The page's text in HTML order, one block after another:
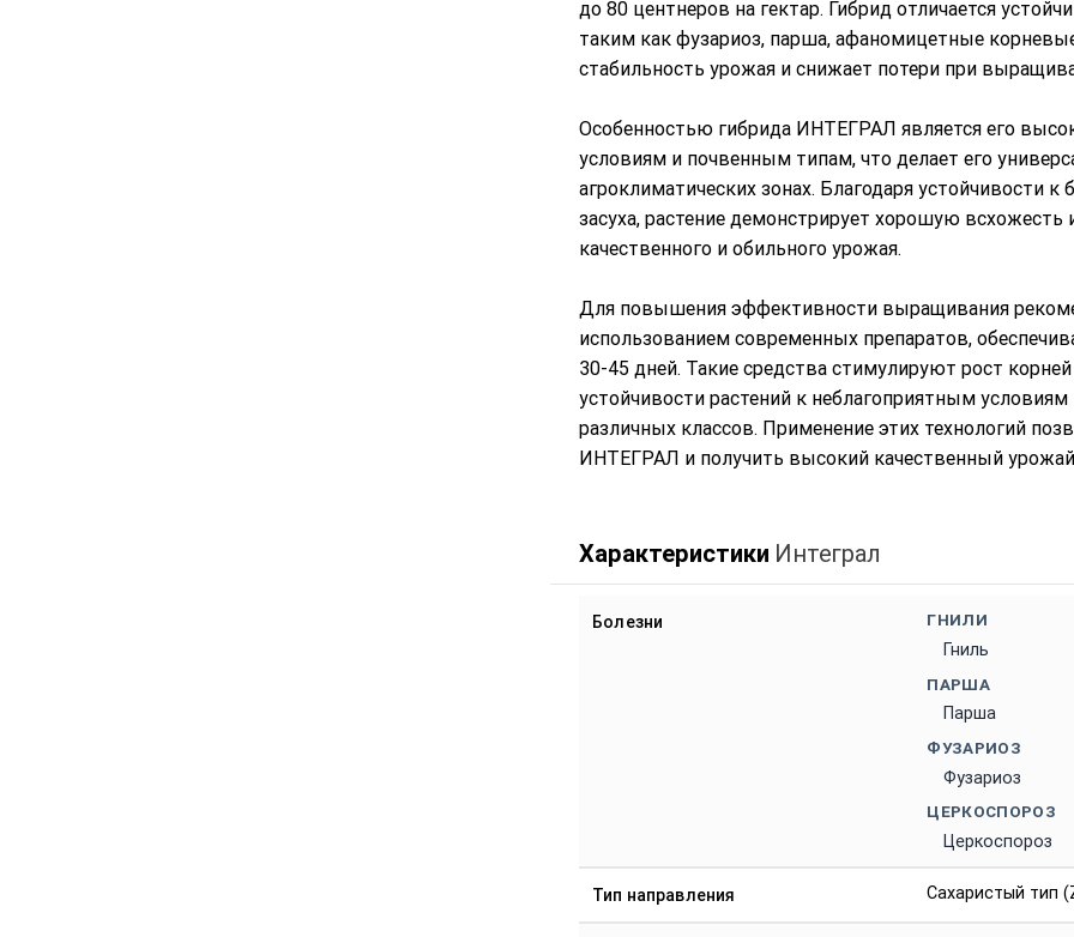
до 80 центнеров на гектар. Гибрид отличается
таким как фузариоз, парша, афаномицетные
стабильность урожая и снижает потери при
Особенностью гибрида ИНТЕГРАЛ является его
условиям и почвенным типам, что делает его
агроклиматических зонах. Благодаря устойчивости
засуха, растение демонстрирует хорошую всхожесть
качественного и обильного урожая.
Для повышения эффективности выращивания
использованием современных препаратов,
30-45 дней. Такие средства стимулируют рост
устойчивости растений к неблагоприятным
различных классов. Применение этих технологий
ИНТЕГРАЛ и получить высокий качественный
Характеристики Интеграл
Болезни ГНИЛИ
Гниль
ПАРША
Парша
ФУЗАРИОЗ
Фузариоз
ЦЕРКОСПОРОЗ
Церкоспороз
Тип направления Сахаристый тип